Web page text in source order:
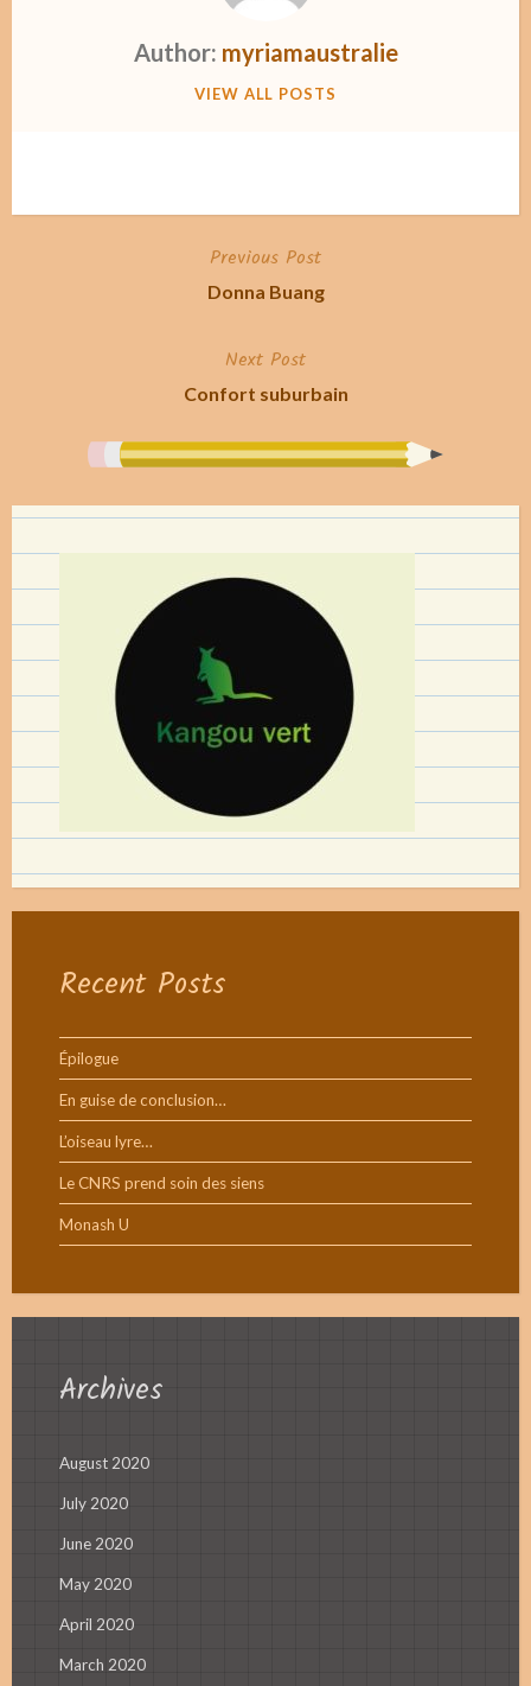
Author: myriamaustralie
VIEW ALL POSTS
Previous Post
Donna Buang
Next Post
Confort suburbain
Recent Posts
Épilogue
En guise de conclusion…
L’oiseau lyre…
Le CNRS prend soin des siens
Monash U
Archives
August 2020
July 2020
June 2020
May 2020
April 2020
March 2020